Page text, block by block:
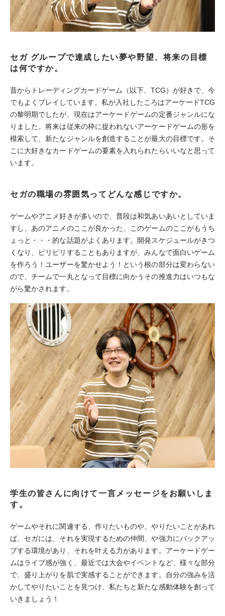
セガ グループで達成したい夢や野望、将来の目標
は何ですか。
昔からトレーディングカードゲーム（以下、TCG）が好きで、今
でもよくプレイしています。私が入社したころはアーケードTCG
の黎明期でしたが、現在はアーケードゲームの定番ジャンルにな
りました。将来は従来の枠に捉われないアーケードゲームの形を
模索して、新たなジャンルを創造することが最大の目標です。そ
こに大好きなカードゲームの要素を入れられたらいいなと思って
います。
セガの職場の雰囲気ってどんな感じですか。
ゲームやアニメ好きが多いので、普段は和気あいあいとしていま
すし、あのアニメのここが良かった、このゲームのここがもうち
ょっと・・・的な話題がよくあります。開発スケジュールがきつ
くなり、ピリピリすることもありますが、みんなで面白いゲーム
を作ろう！ユーザーを驚かせよう！という根の部分は変わらない
ので、チームで一丸となって目標に向かうその推進力はいつもな
がら驚かされます。
学生の皆さんに向けて一言メッセージをお願いしま
す。
ゲームやそれに関連する、作りたいものや、やりたいことがあれ
ば、セガには、それを実現するための仲間、や強力にバックアッ
プする環境があり、それを叶える力があります。アーケードゲー
ムはライブ感が強く、最近では大会やイベントなど、様々な部分
で、盛り上がりを肌で実感することができます。自分の強みを活
かしてやりたいことを見つけ、私たちと新たな感動体験を創って
いきましょう！